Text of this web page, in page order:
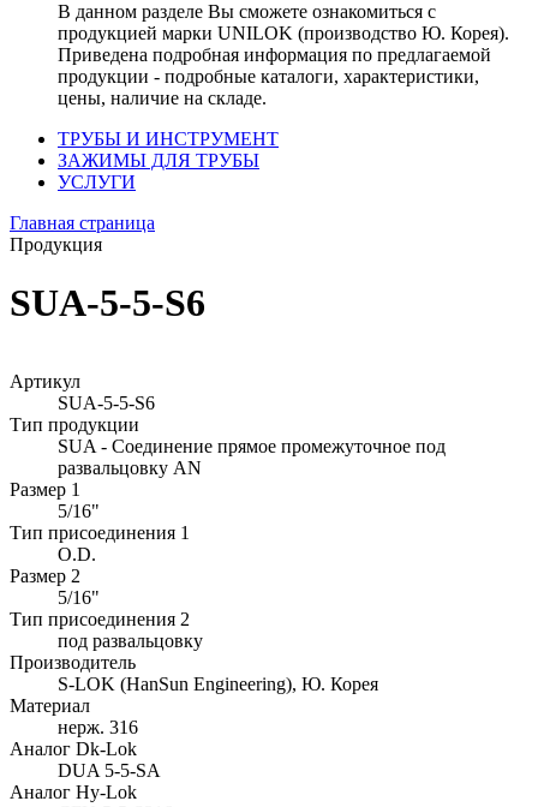
В данном разделе Вы сможете ознакомиться с
продукцией марки UNILOK (производство Ю. Корея).
Приведена подробная информация по предлагаемой
продукции - подробные каталоги, характеристики,
цены, наличие на складе.
ТРУБЫ И ИНСТРУМЕНТ
ЗАЖИМЫ ДЛЯ ТРУБЫ
УСЛУГИ
Главная страница
Продукция
SUA-5-5-S6
Артикул
SUA-5-5-S6
Тип продукции
SUA - Соединение прямое промежуточное под
развальцовку AN
Размер 1
5/16"
Тип присоединения 1
O.D.
Размер 2
5/16"
Тип присоединения 2
под развальцовку
Производитель
S-LOK (HanSun Engineering), Ю. Корея
Материал
нерж. 316
Аналог Dk-Lok
DUA 5-5-SA
Аналог Hy-Lok